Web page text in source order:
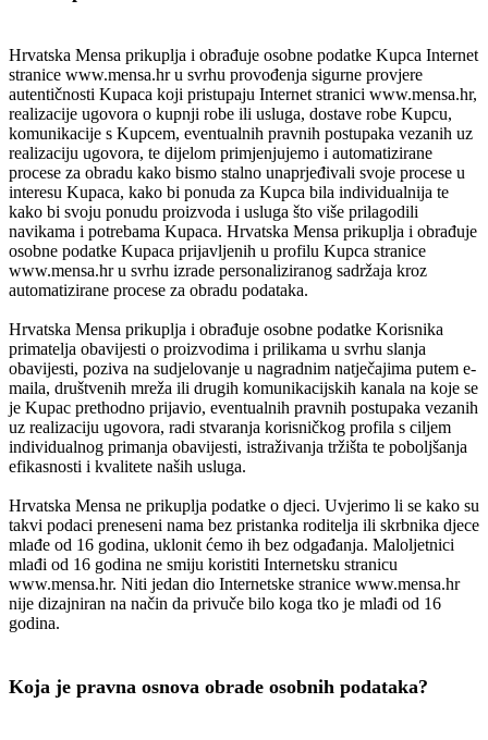
Hrvatska Mensa prikuplja i obrađuje osobne podatke Kupca Internet
stranice www.mensa.hr u svrhu provođenja sigurne provjere
autentičnosti Kupaca koji pristupaju Internet stranici www.mensa.hr,
realizacije ugovora o kupnji robe ili usluga, dostave robe Kupcu,
komunikacije s Kupcem, eventualnih pravnih postupaka vezanih uz
realizaciju ugovora, te dijelom primjenjujemo i automatizirane
procese za obradu kako bismo stalno unaprjeđivali svoje procese u
interesu Kupaca, kako bi ponuda za Kupca bila individualnija te
kako bi svoju ponudu proizvoda i usluga što više prilagodili
navikama i potrebama Kupaca. Hrvatska Mensa prikuplja i obrađuje
osobne podatke Kupaca prijavljenih u profilu Kupca stranice
www.mensa.hr u svrhu izrade personaliziranog sadržaja kroz
automatizirane procese za obradu podataka.
Hrvatska Mensa prikuplja i obrađuje osobne podatke Korisnika
primatelja obavijesti o proizvodima i prilikama u svrhu slanja
obavijesti, poziva na sudjelovanje u nagradnim natječajima putem e-
maila, društvenih mreža ili drugih komunikacijskih kanala na koje se
je Kupac prethodno prijavio, eventualnih pravnih postupaka vezanih
uz realizaciju ugovora, radi stvaranja korisničkog profila s ciljem
individualnog primanja obavijesti, istraživanja tržišta te poboljšanja
efikasnosti i kvalitete naših usluga.
Hrvatska Mensa ne prikuplja podatke o djeci. Uvjerimo li se kako su
takvi podaci preneseni nama bez pristanka roditelja ili skrbnika djece
mlađe od 16 godina, uklonit ćemo ih bez odgađanja. Maloljetnici
mlađi od 16 godina ne smiju koristiti Internetsku stranicu
www.mensa.hr. Niti jedan dio Internetske stranice www.mensa.hr
nije dizajniran na način da privuče bilo koga tko je mlađi od 16
godina.
Koja je pravna osnova obrade osobnih podataka?